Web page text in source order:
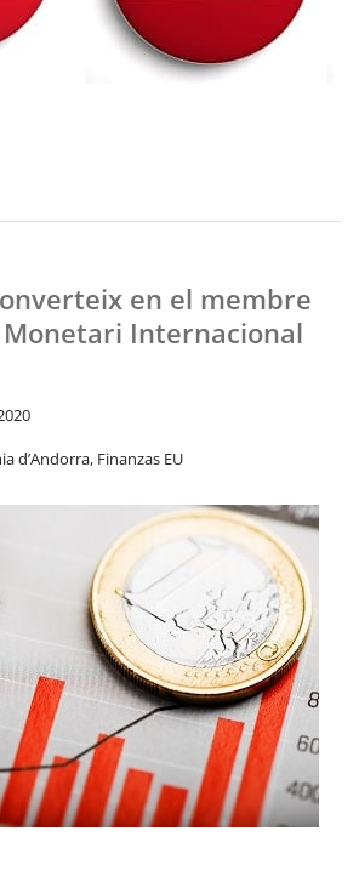
en el membre
Monetari Internacional
d’Andorra, Finanzas EU